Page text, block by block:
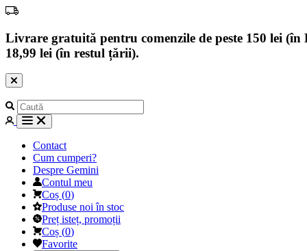
Livrare gratuită pentru comenzile de peste 150 lei
18,99 lei (în restul țării).
Contact
Cum cumperi?
Despre Gemini
Contul meu
Coș (0)
Produse noi în stoc
Preț isteț, promoții
Coș (0)
Favorite